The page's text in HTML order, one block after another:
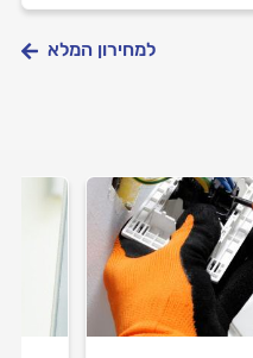
למחירון המלא